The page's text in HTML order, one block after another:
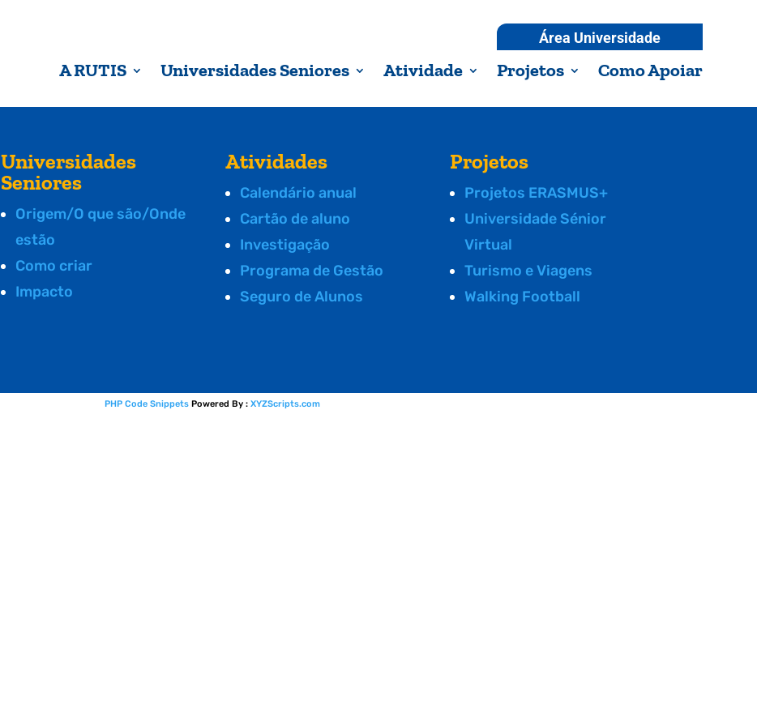
Área Universidade
A RUTIS Universidades Seniores Atividade Projetos Como Apoiar
Universidades
Seniores
Origem/O que são/Onde
estão
Como criar
Impacto
Atividades
Calendário anual
Cartão de aluno
Investigação
Programa de Gestão
Seguro de Alunos
Projetos
Projetos ERASMUS+
Universidade Sénior
Virtual
Turismo e Viagens
Walking Football
PHP Code Snippets Powered By : XYZScripts.com